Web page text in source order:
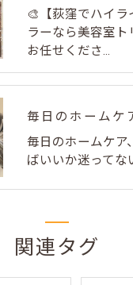
🎨【荻窪でハイラ
ラーなら美容室ト
お任せくださ...
毎日のホームケア
ばいいか迷ってな
関連タグ